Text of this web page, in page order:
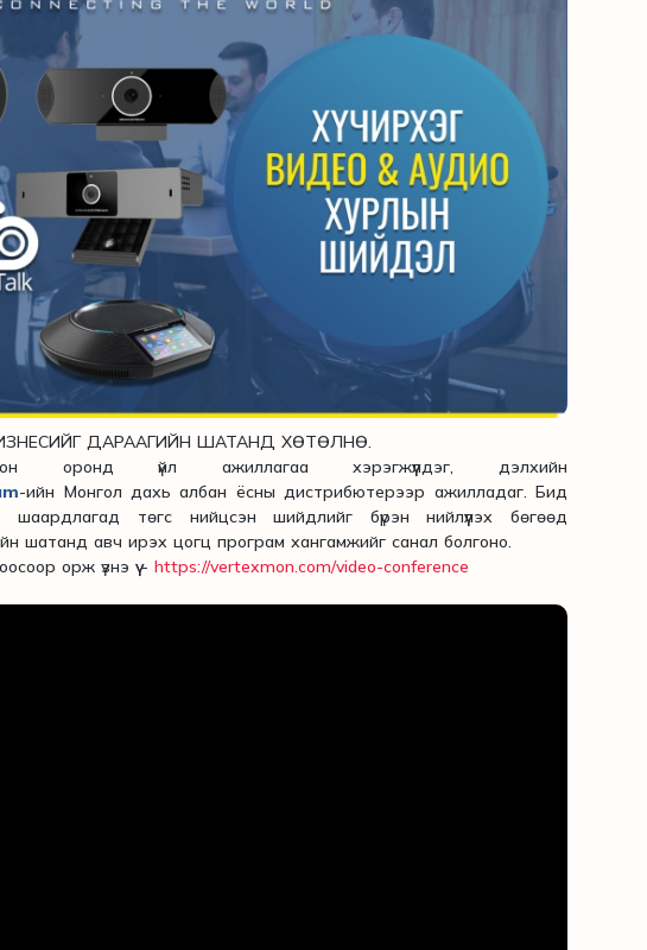
ДАРААГИЙН ШАТАНД ХӨТӨЛНӨ.
үйл ажиллагаа хэрэгжүүлдэг, дэлхийн
-ийн Монгол дахь албан ёсны дистрибютерээр ажилладаг. Бид
төгс нийцсэн шийдлийг бүрэн нийлүүлэх бөгөөд
шатанд авч ирэх цогц програм хангамжийг санал болгоно.
орж үзнэ үү - https://vertexmon.com/video-conference